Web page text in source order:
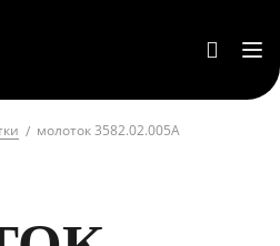
молоток 3582.02.005А